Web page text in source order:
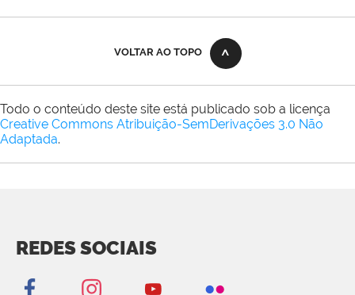
VOLTAR AO TOPO
Todo o conteúdo deste site está publicado sob a licença
Creative Commons Atribuição-SemDerivações 3.0 Não
Adaptada.
REDES SOCIAIS